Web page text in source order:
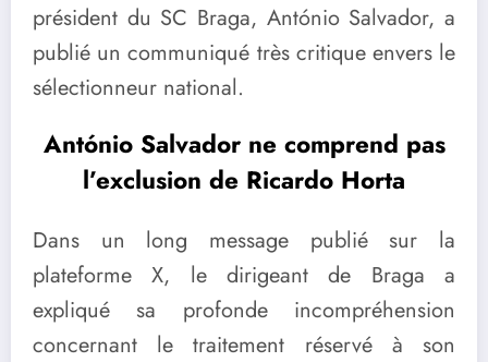
président du SC Braga, António Salvador, a
publié un communiqué très critique envers le
sélectionneur national.
António Salvador ne comprend pas
l’exclusion de Ricardo Horta
Dans un long message publié sur la
plateforme X, le dirigeant de Braga a
expliqué sa profonde incompréhension
concernant le traitement réservé à son